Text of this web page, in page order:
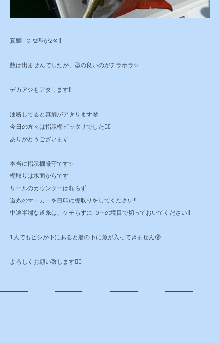
真鯛 TOP2匹が2名‼️
数は出ませんでしたが、型の良いのがチラホラ✨
デカアジもアタリます‼️
油断してると真鯛がアタリます🤩
今日の方々は指示棚ピッタリでした🙇‍♂️
ありがとうございます
本当に指示棚厳守です✨
棚取りは水面からです
リールのカウンターは頼らず
道糸のマーカーを目印に棚取りをしてください‼️
中途半端な道糸は、ケチらずに10mの境目で切っておいてください‼️
1人でもビシが下にあると船の下に魚が入ってきません😰
よろしくお願い致します🙇‍♂️